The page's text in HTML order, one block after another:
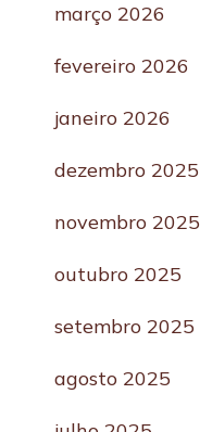
março 2026
fevereiro 2026
janeiro 2026
dezembro 2025
novembro 2025
outubro 2025
setembro 2025
agosto 2025